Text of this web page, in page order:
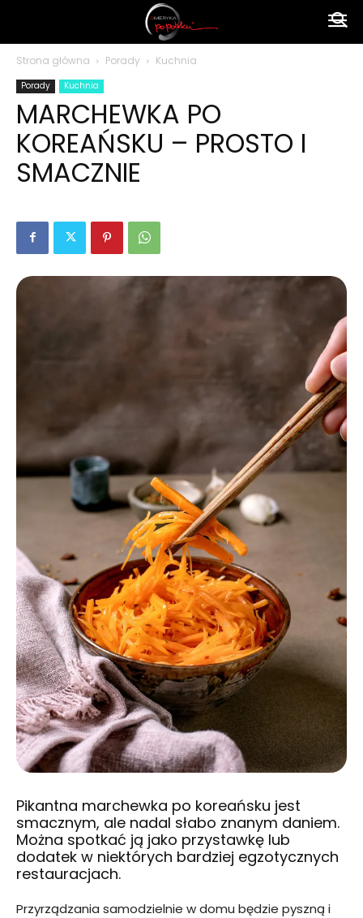
polsku
Strona główna Porady Kuchnia
Porady Kuchnia
MARCHEWKA PO
KOREAŃSKU – PROSTO I
SMACZNIE
Pikantna marchewka po koreańsku jest
smacznym, ale nadal słabo znanym daniem.
Można spotkać ją jako przystawkę lub
dodatek w niektórych bardziej egzotycznych
restauracjach.
Przyrządzania samodzielnie w domu będzie pyszną i